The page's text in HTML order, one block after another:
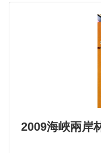
2009海峽兩岸